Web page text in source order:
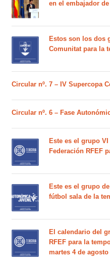
en el embajador
Estos son los dos
Comunitat para la
Circular nº. 7 – IV Supercopa
Circular nº. 6 – Fase
Este es el grupo
Federación RFEF
Este es el grupo
fútbol sala de la
El calendario del
RFEF para la
martes 4 de agosto